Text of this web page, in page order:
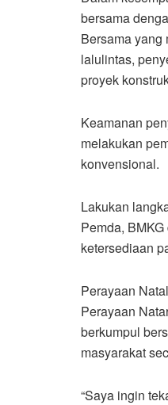
bersama
Bersama yang
lalulintas,
proyek
Keamanan
melakukan
konvensional.
Lakukan
Pemda,
ketersediaan
Perayaan
Perayaan
berkumpul
masyarakat
“Saya ingin